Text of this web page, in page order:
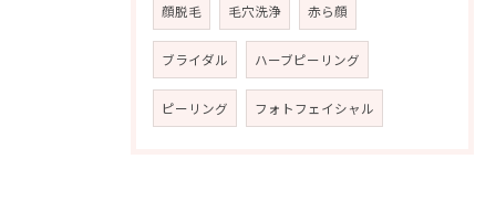
顔脱毛 毛穴洗浄 赤ら顔
ブライダル ハーブピーリング
ピーリング フォトフェイシャル